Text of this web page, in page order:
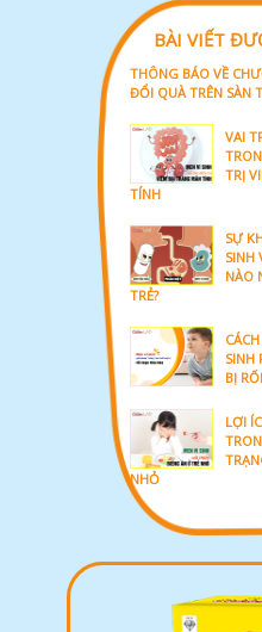
BÀI VIẾT
THÔNG BÁO VỀ
ĐỔI QUÀ TRÊN SÀN
VAI
TRỊ
TÍNH
SỰ
SINH
NÀO
TRẺ?
SINH
BỊ
LỢI
NHỎ